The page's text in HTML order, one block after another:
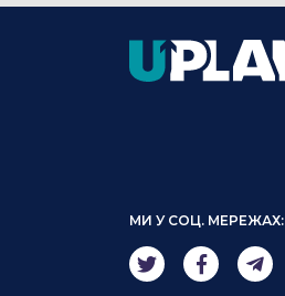
МИ У СОЦ. МЕРЕЖАХ: